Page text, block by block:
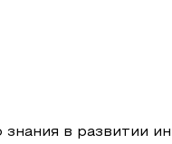
в развитии